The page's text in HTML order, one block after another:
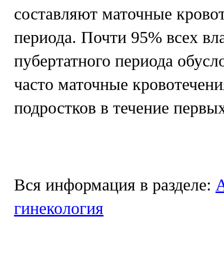
составляют маточные
периода. Почти 95% всех
пубертатного периода
часто маточные
подростков в течение
Вся информация в разделе:
гинекология